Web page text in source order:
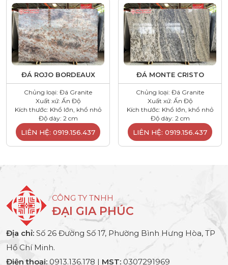
ĐÁ ROJO BORDEAUX
Chủng loại: Đá Granite
Xuất xứ: Ấn Độ
Kích thước: Khổ lớn, khổ nhỏ
Độ dày: 2 cm
LIÊN HỆ: 0919.156.437
ĐÁ MONTE CRISTO
Chủng loại: Đá Granite
Xuất xứ: Ấn Độ
Kích thước: Khổ lớn, khổ nhỏ
Độ dày: 2 cm
LIÊN HỆ: 0919.156.437
CÔNG TY TNHH
ĐẠI GIA PHÚC
Địa chỉ: Số 26 Đường Số 17, Phường Bình Hưng Hòa, TP
Hồ Chí Minh.
Điện thoại: 0913.136.178 | MST: 0307291969